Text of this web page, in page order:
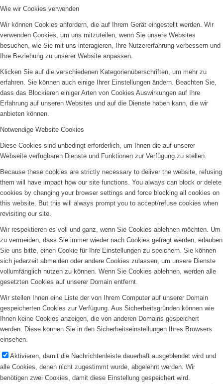
Wie wir Cookies verwenden
Wir können Cookies anfordern, die auf Ihrem Gerät eingestellt werden. Wir
verwenden Cookies, um uns mitzuteilen, wenn Sie unsere Websites
besuchen, wie Sie mit uns interagieren, Ihre Nutzererfahrung verbessern und
Ihre Beziehung zu unserer Website anpassen.
Klicken Sie auf die verschiedenen Kategorienüberschriften, um mehr zu
erfahren. Sie können auch einige Ihrer Einstellungen ändern. Beachten Sie,
dass das Blockieren einiger Arten von Cookies Auswirkungen auf Ihre
Erfahrung auf unseren Websites und auf die Dienste haben kann, die wir
anbieten können.
Notwendige Website Cookies
Diese Cookies sind unbedingt erforderlich, um Ihnen die auf unserer
Webseite verfügbaren Dienste und Funktionen zur Verfügung zu stellen.
Because these cookies are strictly necessary to deliver the website, refusing
them will have impact how our site functions. You always can block or delete
cookies by changing your browser settings and force blocking all cookies on
this website. But this will always prompt you to accept/refuse cookies when
revisiting our site.
Wir respektieren es voll und ganz, wenn Sie Cookies ablehnen möchten. Um
zu vermeiden, dass Sie immer wieder nach Cookies gefragt werden, erlauben
Sie uns bitte, einen Cookie für Ihre Einstellungen zu speichern. Sie können
sich jederzeit abmelden oder andere Cookies zulassen, um unsere Dienste
vollumfänglich nutzen zu können. Wenn Sie Cookies ablehnen, werden alle
gesetzten Cookies auf unserer Domain entfernt.
Wir stellen Ihnen eine Liste der von Ihrem Computer auf unserer Domain
gespeicherten Cookies zur Verfügung. Aus Sicherheitsgründen können wie
Ihnen keine Cookies anzeigen, die von anderen Domains gespeichert
werden. Diese können Sie in den Sicherheitseinstellungen Ihres Browsers
einsehen.
Aktivieren, damit die Nachrichtenleiste dauerhaft ausgeblendet wird und
alle Cookies, denen nicht zugestimmt wurde, abgelehnt werden. Wir
benötigen zwei Cookies, damit diese Einstellung gespeichert wird.